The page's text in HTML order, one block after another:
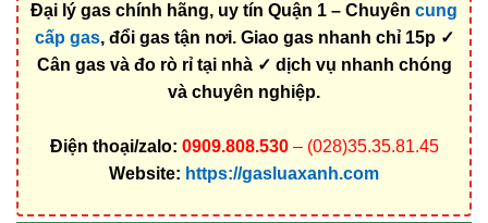
Đại lý gas chính hãng, uy tín Quận 1 – Chuyên cung
cấp gas, đổi gas tận nơi. Giao gas nhanh chỉ 15p ✓
Cân gas và đo rò rỉ tại nhà ✓ dịch vụ nhanh chóng
và chuyên nghiệp.
Điện thoại/zalo: 0909.808.530– (028)35.35.81.45
Website: https://gasluaxanh.com